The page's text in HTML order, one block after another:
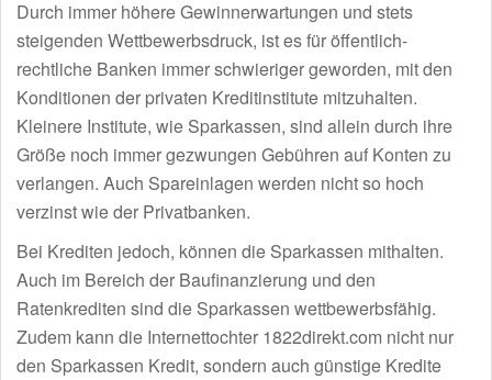
Durch immer höhere Gewinnerwartungen und stets
steigenden Wettbewerbsdruck, ist es für öffentlich-
rechtliche Banken immer schwieriger geworden, mit den
Konditionen der privaten Kreditinstitute mitzuhalten.
Kleinere Institute, wie Sparkassen, sind allein durch ihre
Größe noch immer gezwungen Gebühren auf Konten zu
verlangen. Auch Spareinlagen werden nicht so hoch
verzinst wie der Privatbanken.
Bei Krediten jedoch, können die Sparkassen mithalten.
Auch im Bereich der Baufinanzierung und den
Ratenkrediten sind die Sparkassen wettbewerbsfähig.
Zudem kann die Internettochter 1822direkt.com nicht nur
den Sparkassen Kredit, sondern auch günstige Kredite